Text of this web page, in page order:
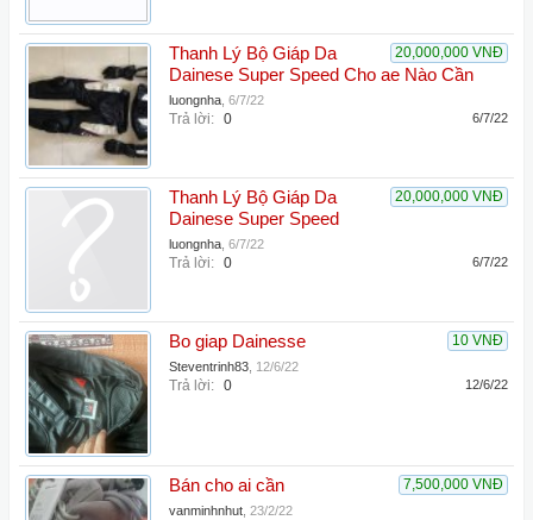
20,000,000 VNĐ
Thanh Lý Bộ Giáp Da
Dainese Super Speed Cho ae Nào Cần
luongnha 6/7/22
Trả lời: 0 6/7/22
20,000,000 VNĐ
Thanh Lý Bộ Giáp Da
Dainese Super Speed
luongnha 6/7/22
Trả lời: 0 6/7/22
10 VNĐ
Bo giap Dainesse
Steventrinh83 12/6/22
Trả lời: 0 12/6/22
7,500,000 VNĐ
Bán cho ai cần
vanminhnhut 23/2/22